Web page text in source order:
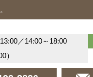
／14:00～18:00
）